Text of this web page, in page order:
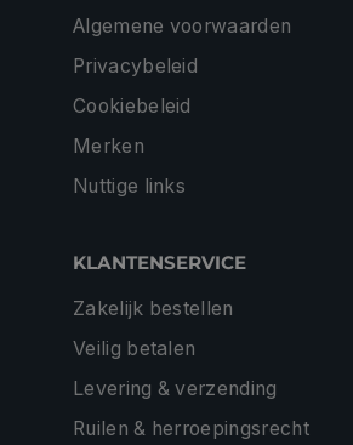
Algemene voorwaarden
Privacybeleid
Cookiebeleid
Merken
Nuttige links
KLANTENSERVICE
Zakelijk bestellen
Veilig betalen
Levering & verzending
Ruilen & herroepingsrecht